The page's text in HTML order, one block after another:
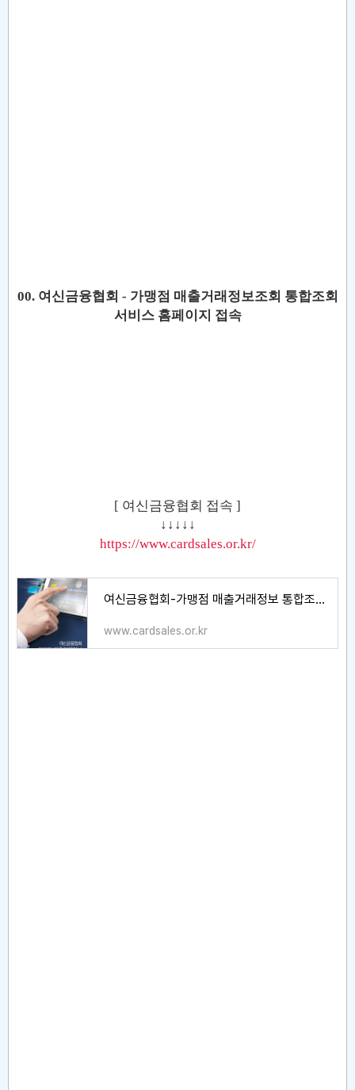
00. 여신금융협회 - 가맹점 매출거래정보조회 통합조회
서비스 홈페이지 접속
[ 여신금융협회 접속 ]
↓↓↓↓↓
https://www.cardsales.or.kr/
여신금융협회-가맹점 매출거래정보 통합조회시스템
www.cardsales.or.kr